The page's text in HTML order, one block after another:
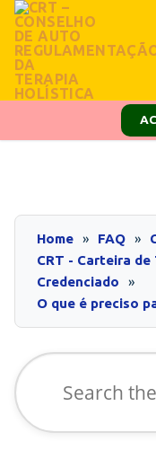
Home FAQ
CRT - Carteira
Credenciado
O que é preciso